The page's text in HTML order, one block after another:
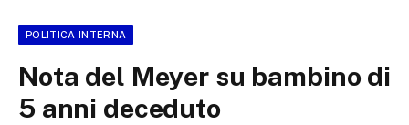
POLITICA INTERNA
Nota del Meyer su bambino di
5 anni deceduto